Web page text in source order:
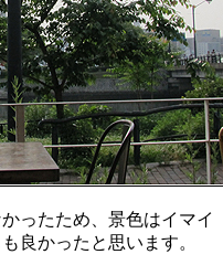
ったため、景色はイマイ
良かったと思います。